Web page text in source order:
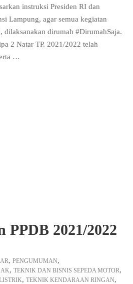
instruksi Presiden RI dan
Lampung, agar semua kegiatan
dilaksanakan dirumah #DirumahSaja.
2 Natar TP. 2021/2022 telah
…
PPDB 2021/2022
, PENGUMUMAN,
, TEKNIK DAN BISNIS SEPEDA MOTOR,
, TEKNIK KENDARAAN RINGAN,